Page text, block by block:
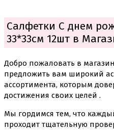
Салфетки С днем
33*33см 12шт в
Добро пожаловать в
предложить вам широкий
ассортимента, которым
достижения своих целей .
Мы гордимся тем, что
проходит тщательную